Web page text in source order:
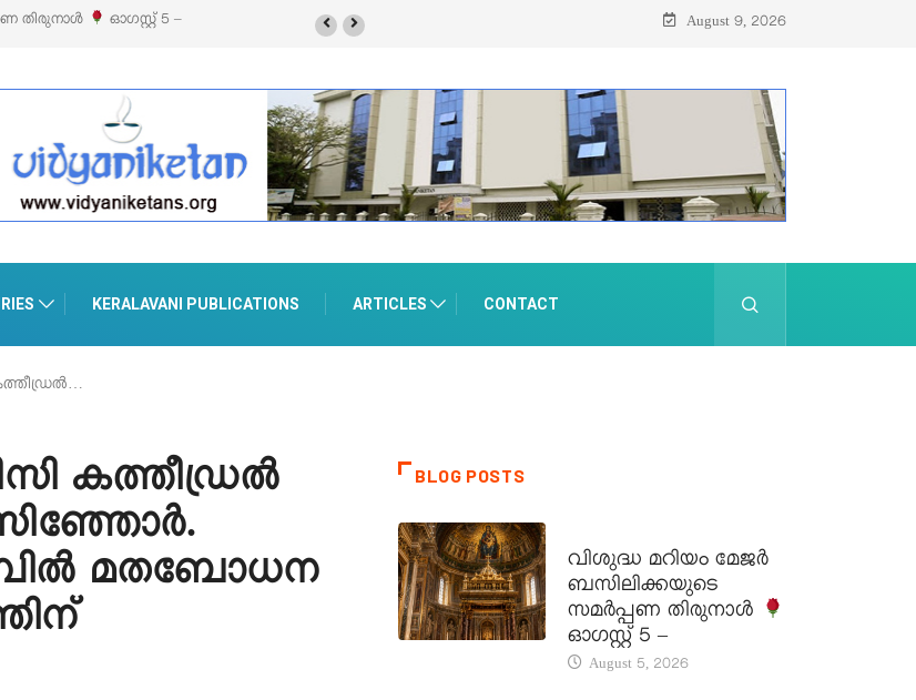
സെയിലും ഓഗസ്റ്റ് 8-ന്
August 9, 2026
KERALAVANI PUBLICATIONS ARTICLES CONTACT
കത്തീഡ്രൽ
മതബോധന
BLOG POSTS
വിശുദ്ധ മറിയം മേജർ
ബസിലിക്കയുടെ
സമർപ്പണ തിരുനാൾ
ഓഗസ്റ്റ് 5 –
August 5, 2026